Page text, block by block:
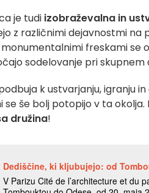
je tudi izobraževalna in
z različnimi dejavnostmi
freskami se
sodelovanje pri
k ustvarjanju, igranju
se še bolj potopijo v ta
družina!